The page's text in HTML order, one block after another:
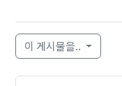
이 게시물을..